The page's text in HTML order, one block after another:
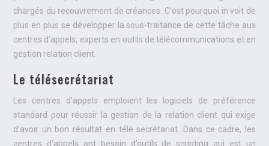
chargés du recouvrement de créances. C’est pourquoi in voit de
plus en plus se développer la sous-traitance de cette tâche aux
centres d’appels, experts en outils de télécommunications et en
gestion relation client.
Le télésecrétariat
Les centres d’appels emploient les logiciels de préférence
standard pour réussir la gestion de la relation client qui exige
d’avoir un bon résultat en télé secrétariat. Dans ce cadre, les
centres d’appels ont besoin d’outils de scripting qui est un